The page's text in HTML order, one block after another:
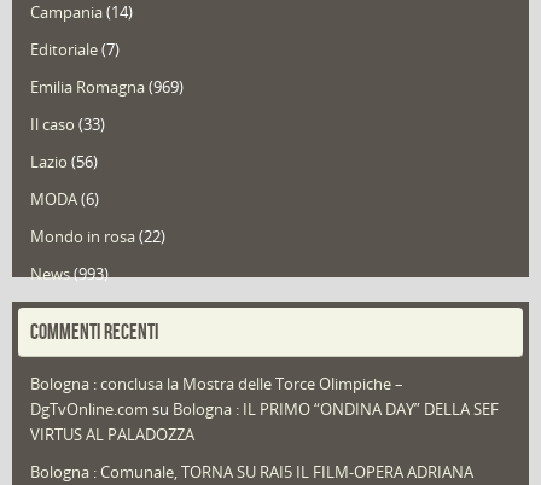
Campania(14)
Editoriale(7)
Emilia Romagna(969)
Il caso (33)
Lazio (56)
MODA(6)
Mondo in rosa(22)
News(993)
Portfolio(1)
Redazioni(1.050)
Speciali (22)
Sport
COMMENTI RECENTI
Bologna : conclusa la Mostra delle Torce Olimpiche –
DgTvOnline.com su Bologna : IL PRIMO “ONDINA DAY” DELLA SEF
VIRTUS AL PALADOZZA
Bologna : Comunale, TORNA SU RAI5 IL FILM-OPERA ADRIANA